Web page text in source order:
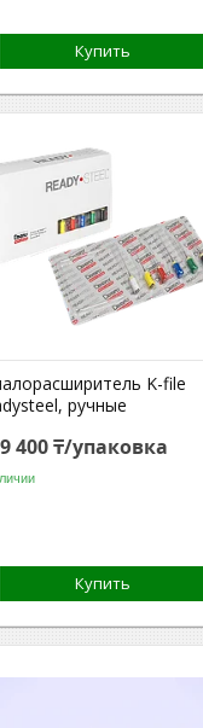
Купить
K-file
ручные
400 ₸/упаковка
Купить